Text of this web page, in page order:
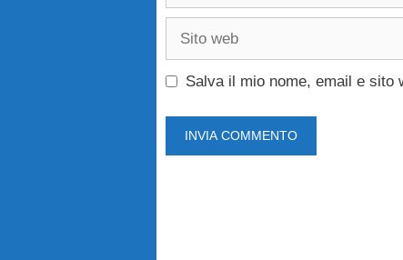
Sito
Salva il mio nome, email e sito